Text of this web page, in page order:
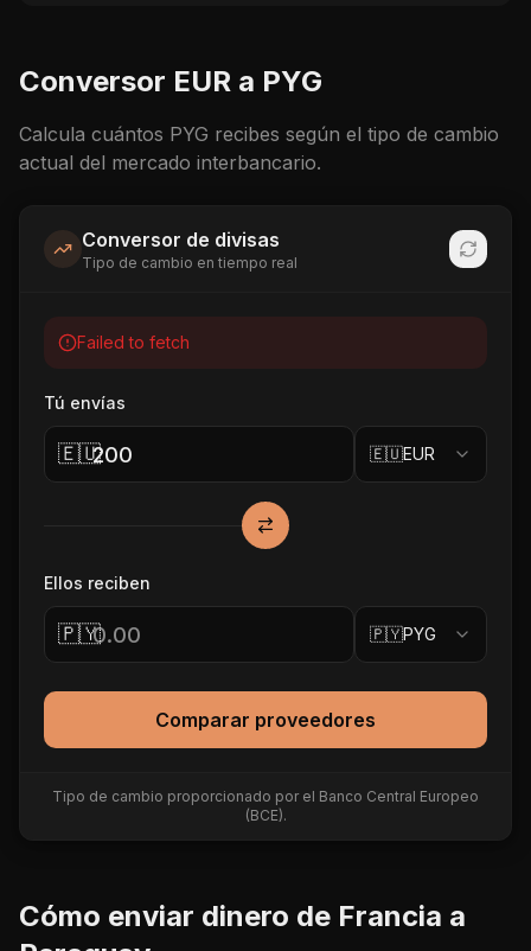
Conversor EUR a PYG
Calcula cuántos PYG recibes según el tipo de cambio
actual del mercado interbancario.
Conversor de divisas
Tipo de cambio en tiempo real
Failed to fetch
Tú envías
🇪🇺 🇪🇺EUR
Ellos reciben
🇵🇾 🇵🇾PYG
Comparar proveedores
Tipo de cambio proporcionado por el Banco Central Europeo
(BCE).
Cómo enviar dinero de Francia a